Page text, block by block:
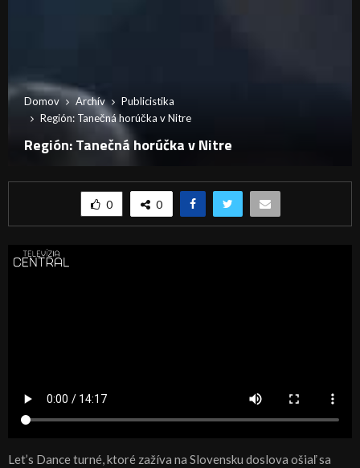
Domov Archív
Publicistika
Región: Tanečná horúčka v Nitre
Región: Tanečná horúčka v Nitre
0 0
Let’s Dance turné, ktoré zažíva na Slovensku doslova ošiaľ sa